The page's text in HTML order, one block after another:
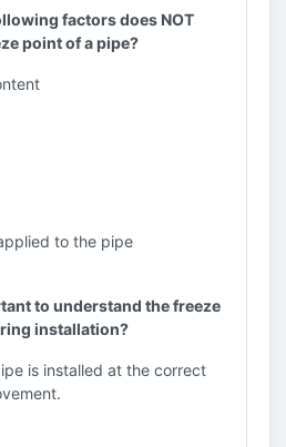
factors does NOT
point of a pipe?
to the pipe
to understand the freeze
installation?
is installed at the correct